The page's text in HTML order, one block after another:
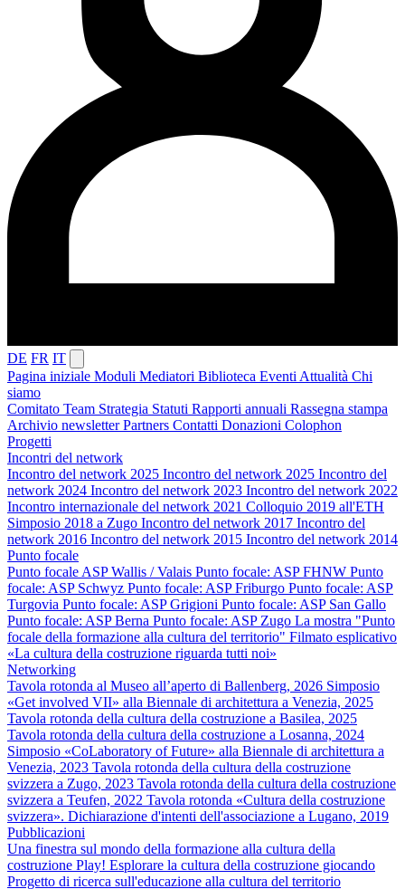
DE FR IT
Pagina iniziale Moduli Mediatori Biblioteca Eventi Attualità Chi
siamo
Comitato Team Strategia Statuti Rapporti annuali Rassegna stampa
Archivio newsletterPartners Contatti Donazioni Colophon
Progetti
Incontri del network
Incontro del network 2025 Incontro del network 2025 Incontro del
network 2024 Incontro del network 2023 Incontro del network 2022
Incontro internazionale del network 2021 Colloquio 2019 all'ETH
Simposio 2018 a Zugo Incontro del network 2017 Incontro del
network 2016 Incontro del network 2015 Incontro del network 2014
Punto focale
Punto focale ASP Wallis / Valais Punto focale: ASP FHNW Punto
focale: ASP Schwyz Punto focale: ASP Friburgo Punto focale: ASP
Turgovia Punto focale: ASP Grigioni Punto focale: ASP San Gallo
Punto focale: ASP Berna Punto focale: ASP Zugo La mostra "Punto
focale della formazione alla cultura del territorio" Filmato esplicativo
«La cultura della costruzione riguarda tutti noi»
Networking
Tavola rotonda al Museo all’aperto di Ballenberg, 2026 Simposio
«Get involved VII» alla Biennale di architettura a Venezia, 2025
Tavola rotonda della cultura della costruzione a Basilea, 2025
Tavola rotonda della cultura della costruzione a Losanna, 2024
Simposio «CoLaboratory of Future» alla Biennale di architettura a
Venezia, 2023 Tavola rotonda della cultura della costruzione
svizzera a Zugo, 2023 Tavola rotonda della cultura della costruzione
svizzera a Teufen, 2022 Tavola rotonda «Cultura della costruzione
svizzera». Dichiarazione d'intenti dell'associazione a Lugano, 2019
Pubblicazioni
Una finestra sul mondo della formazione alla cultura della
costruzione Play! Esplorare la cultura della costruzione giocando
Progetto di ricerca sull'educazione alla cultura del territorio